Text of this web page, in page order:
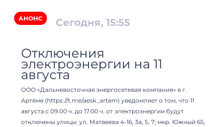
АНОНС Сегодня, 15:55
Отключения
электроэнергии на 11
августа
ООО «Дальневосточная энергосетевая компания» в г.
Артёме (https://t.me/aesk_artem) уведомляет о том, что 11
августа с 09.00 ч. до 17.00 ч. от электроэнергии будут
отключены улицы: ул. Матвеева 4-16, 3а, 5, 7; мкр. Южный 65,